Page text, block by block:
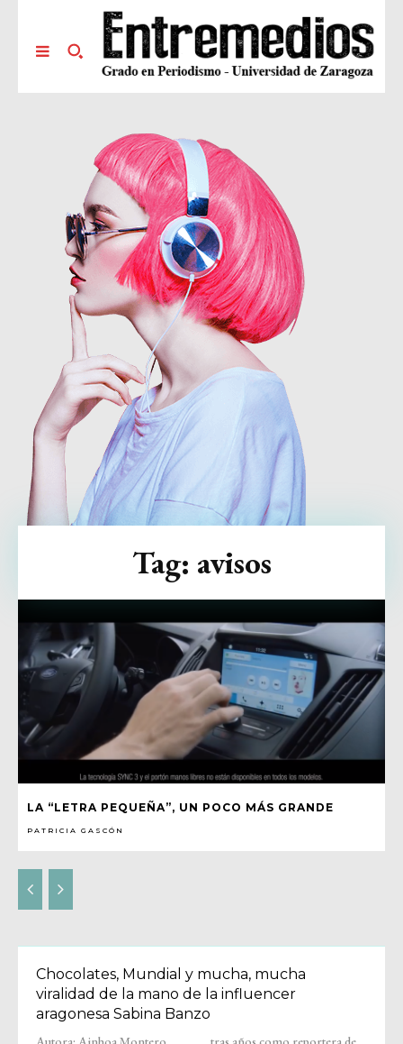
LA “LETRA PEQUEÑA”, UN POCO MÁS GRANDE
PATRICIA GASCÓN
Tag: avisos
Chocolates, Mundial y mucha, mucha
viralidad de la mano de la influencer
aragonesa Sabina Banzo